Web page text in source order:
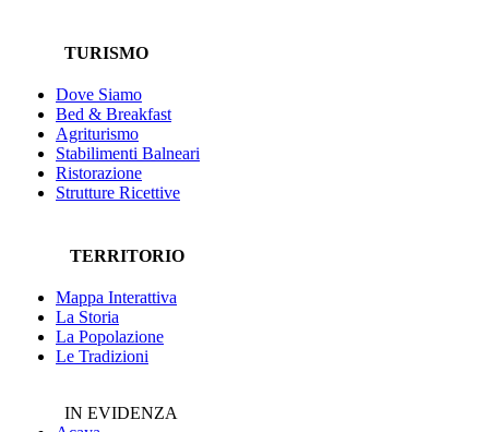
TURISMO
Dove Siamo
Bed & Breakfast
Agriturismo
Stabilimenti Balneari
Ristorazione
Strutture Ricettive
TERRITORIO
Mappa Interattiva
La Storia
La Popolazione
Le Tradizioni
IN EVIDENZA